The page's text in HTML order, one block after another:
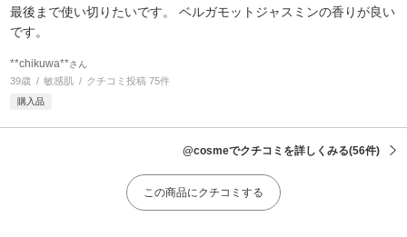
最後まで使い切りたいです。 ベルガモットジャスミンの香りが良い
です。
**chikuwa**さん
39歳 敏感肌 クチコミ投稿 75件
購入品
@cosmeでクチコミを詳しくみる(56件)
この商品にクチコミする